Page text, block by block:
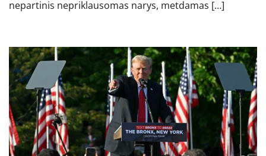
nepartinis nepriklausomas narys, metdamas […]